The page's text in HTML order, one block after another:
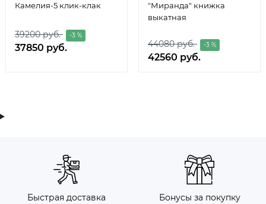
Камелия-5 клик-клак
39200 руб. -3 %
37850 руб.
"Миранда" книжка
выкатная
44080 руб. -3 %
42560 руб.
Быстрая доставка Бонусы за покупку